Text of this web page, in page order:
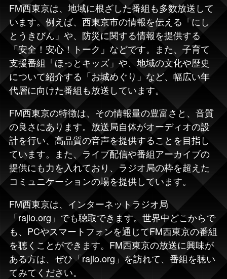
FM西東京は、地域に根ざした番組も多数放送して
います。例えば、西東京市の情報を伝える「にし
とうきびん」や、防災に関する情報を提供する
「安全！安心！トーク」などです。また、子育て
支援番組「ほっとキッズ」や、地域の文化や歴史
について紹介する「お城めぐり」など、幅広い年
代層に向けた番組も放送しています。
FM西東京の特徴は、その情報量の豊富さと、音質
の良さにあります。放送局自体がオーディオの設
計を行い、高品質の音声を提供することを目指し
ています。また、ライブ配信や番組アーカイブの
提供にも力を入れており、ラジオ局の枠を超えた
コミュニケーションの場を提供しています。
FM西東京は、インターネットラジオ局
「rajio.org 」でも聴取できます。世界中どこからで
も、PCやスマートフォンを通じてFM西東京の番組
を聴くことができます。FM西東京の放送に興味が
ある方は、ぜひ「rajio.org」を訪れて、番組を聴い
てみてください。